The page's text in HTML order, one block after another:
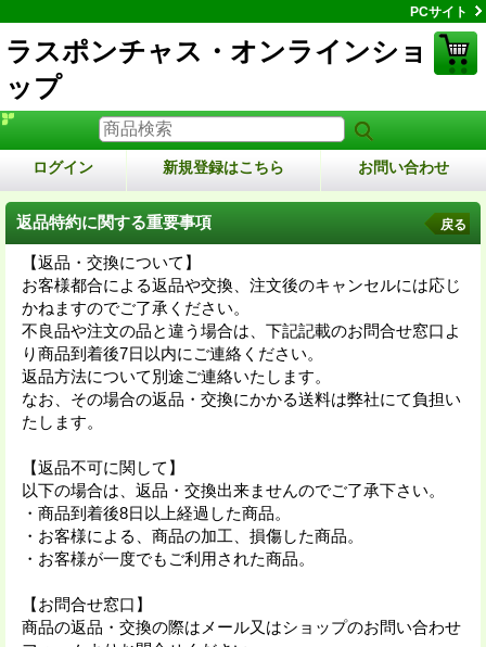
PCサイト
ラスポンチャス・オンラインショ
ップ
ログイン 新規登録はこちら お問い合わせ
返品特約に関する重要事項 戻る
【返品・交換について】
お客様都合による返品や交換、注文後のキャンセルには応じ
かねますのでご了承ください。
不良品や注文の品と違う場合は、下記記載のお問合せ窓口よ
り商品到着後7日以内にご連絡ください。
返品方法について別途ご連絡いたします。
なお、その場合の返品・交換にかかる送料は弊社にて負担い
たします。
【返品不可に関して】
以下の場合は、返品・交換出来ませんのでご了承下さい。
・商品到着後8日以上経過した商品。
・お客様による、商品の加工、損傷した商品。
・お客様が一度でもご利用された商品。
【お問合せ窓口】
商品の返品・交換の際はメール又はショップのお問い合わせ